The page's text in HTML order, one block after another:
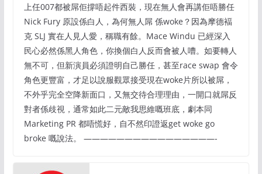
上任007都被屌佢撐唔起件西裝，現在無人會再講佢唔勝任
Nick Fury 原設係白人，為何無人屌 係woke？因為摩德褔
克 SLJ 實在人見人愛，稱職有餘。Mace Windu 已經深入
民心必然係黑人角色，你換個白人反而會被人嘈。如要轉人
無不可，但新演員必須證明自己勝任，甚至race swap 會令
角色更豐富，才足以說服觀眾接受現在woke片所以被屌，
不外乎完全空降新面口，又無交待合理理由，一開口就屌反
對者係歧視，通常如此二元敵我思維嘅班底，劇本同
Marketing PR 都唔慌好，自不然印證返get woke go
broke 嘅說法。 ————————————————-